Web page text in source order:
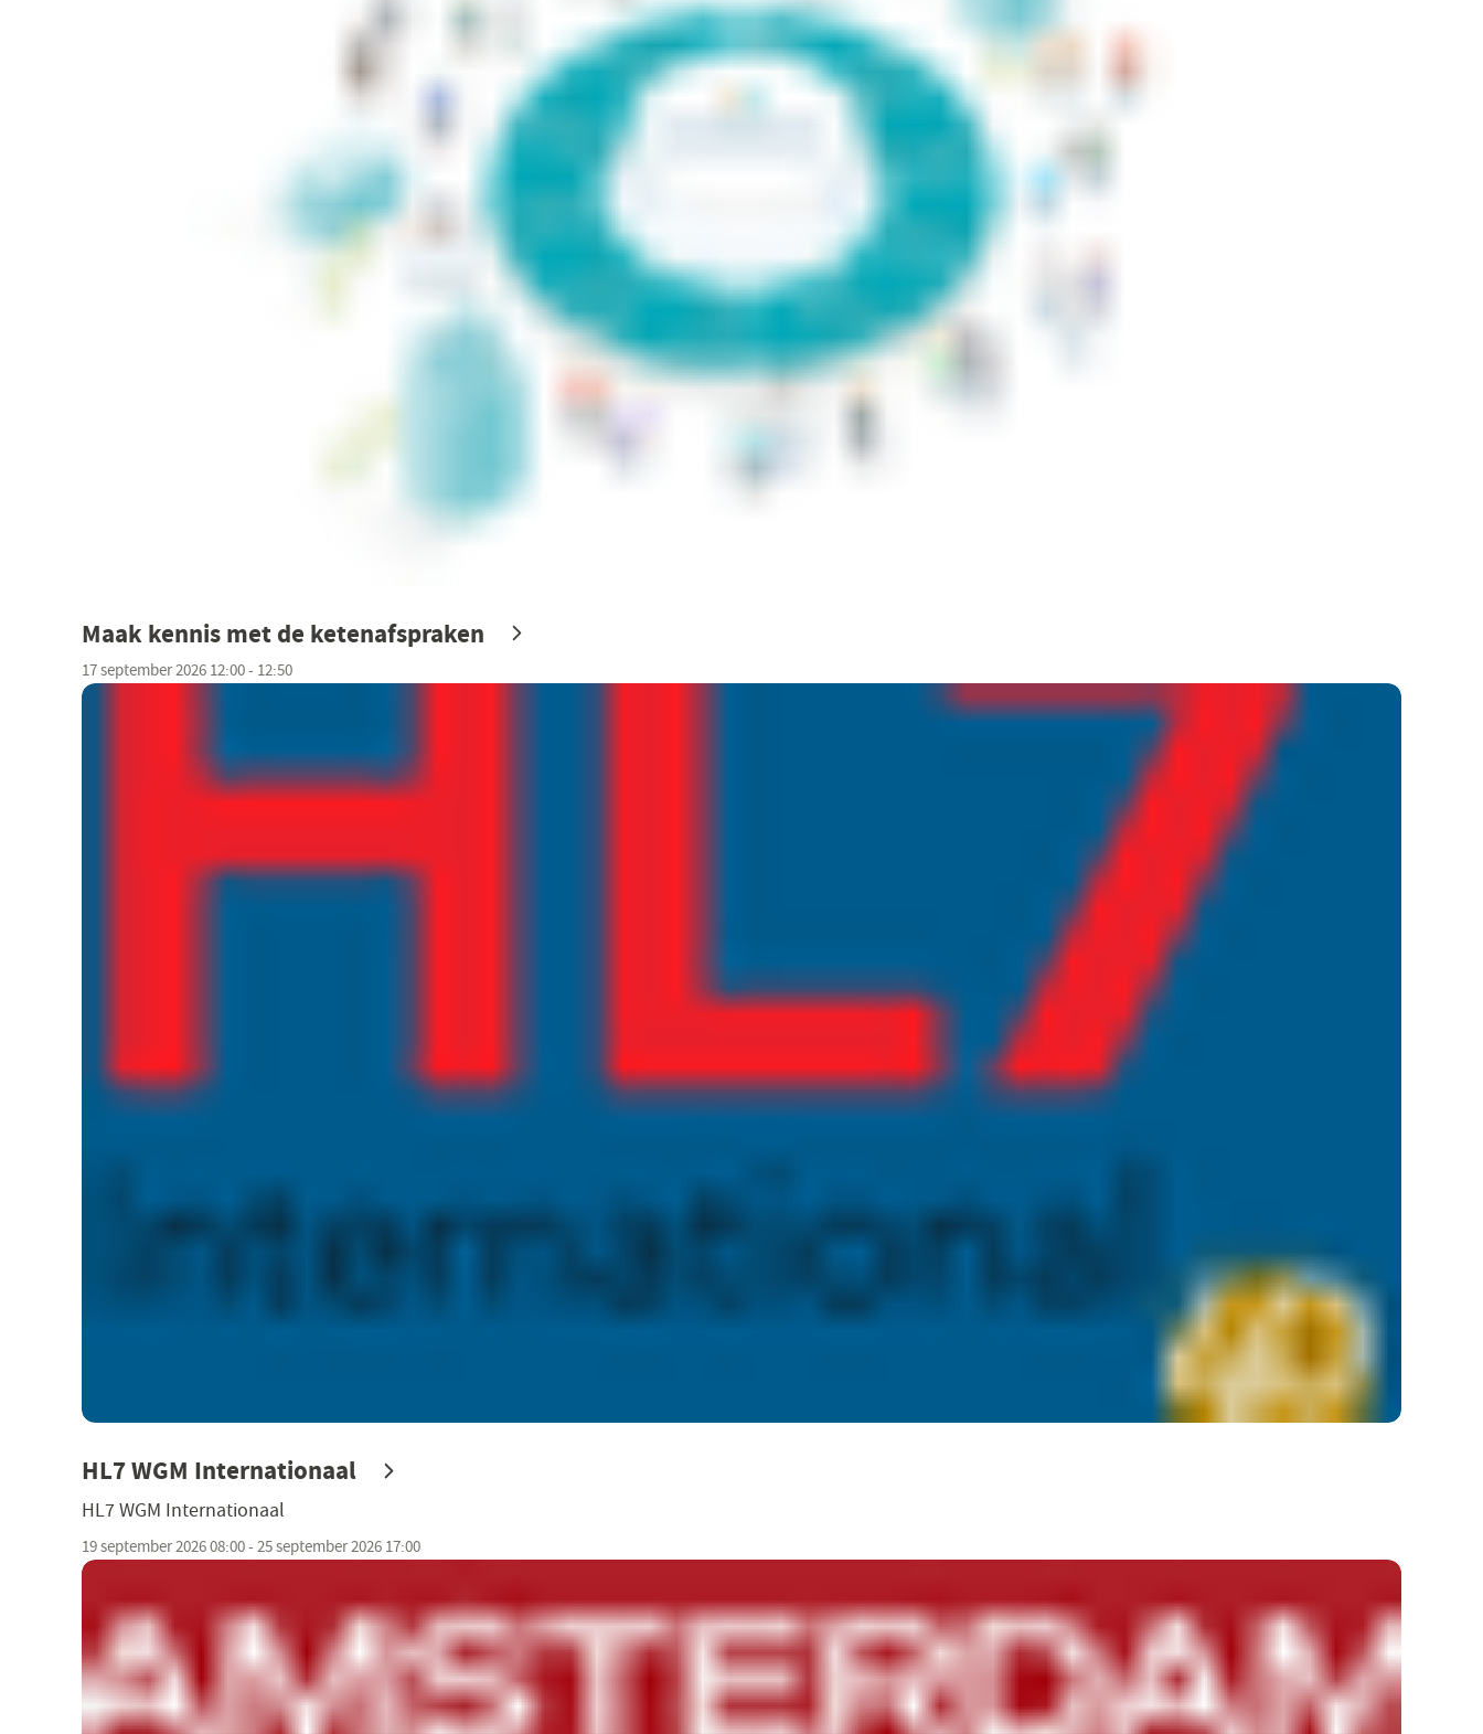
Maak kennis met de ketenafspraken
17 september 2026 12:00 - 12:50
HL7 WGM Internationaal
HL7 WGM Internationaal
19 september 2026 08:00 - 25 september 2026 17:00